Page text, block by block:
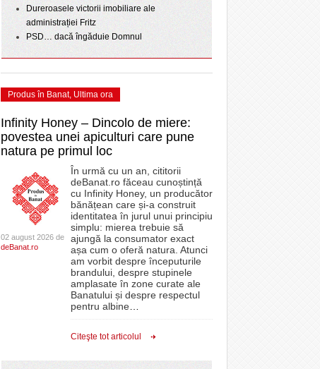
Dureroasele victorii imobiliare ale
administrației Fritz
PSD… dacă îngăduie Domnul
Produs în Banat, Ultima ora
Infinity Honey – Dincolo de miere:
povestea unei apiculturi care pune
natura pe primul loc
02 august 2026 de
deBanat.ro
În urmă cu un an, cititorii
deBanat.ro făceau cunoștință
cu Infinity Honey, un producător
bănățean care și-a construit
identitatea în jurul unui principiu
simplu: mierea trebuie să
ajungă la consumator exact
așa cum o oferă natura. Atunci
am vorbit despre începuturile
brandului, despre stupinele
amplasate în zone curate ale
Banatului și despre respectul
pentru albine
Citeşte tot articolul